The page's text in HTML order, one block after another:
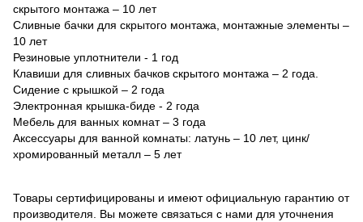
скрытого монтажа – 10 лет
Сливные бачки для скрытого монтажа, монтажные элементы –
10 лет
Резиновые уплотнители - 1 год
Клавиши для сливных бачков скрытого монтажа – 2 года.
Сидение с крышкой – 2 года
Электронная крышка-биде - 2 года
Мебель для ванных комнат – 3 года
Аксессуары для ванной комнаты: латунь – 10 лет, цинк/
хромированный металл – 5 лет
Товары сертифицированы и имеют официальную гарантию от
производителя. Вы можете связаться с нами для уточнения